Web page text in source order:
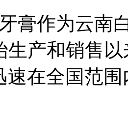
膏作为云南
生产和销售
速在全国范